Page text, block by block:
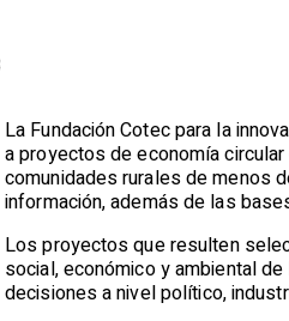
La Fundación Cotec para la
a proyectos de economía
comunidades rurales de menos
información, además de las
Los proyectos que resulten
social, económico y ambiental
decisiones a nivel político,